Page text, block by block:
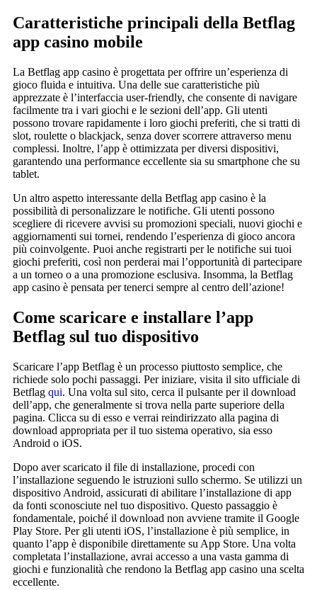
Caratteristiche principali della Betflag
app casino mobile
La Betflag app casino è progettata per offrire un’esperienza di
gioco fluida e intuitiva. Una delle sue caratteristiche più
apprezzate è l’interfaccia user-friendly, che consente di navigare
facilmente tra i vari giochi e le sezioni dell’app. Gli utenti
possono trovare rapidamente i loro giochi preferiti, che si tratti di
slot, roulette o blackjack, senza dover scorrere attraverso menu
complessi. Inoltre, l’app è ottimizzata per diversi dispositivi,
garantendo una performance eccellente sia su smartphone che su
tablet.
Un altro aspetto interessante della Betflag app casino è la
possibilità di personalizzare le notifiche. Gli utenti possono
scegliere di ricevere avvisi su promozioni speciali, nuovi giochi e
aggiornamenti sui tornei, rendendo l’esperienza di gioco ancora
più coinvolgente. Puoi anche registrarti per le notifiche sui tuoi
giochi preferiti, così non perderai mai l’opportunità di partecipare
a un torneo o a una promozione esclusiva. Insomma, la Betflag
app casino è pensata per tenerci sempre al centro dell’azione!
Come scaricare e installare l’app
Betflag sul tuo dispositivo
Scaricare l’app Betflag è un processo piuttosto semplice, che
richiede solo pochi passaggi. Per iniziare, visita il sito ufficiale di
Betflag qui. Una volta sul sito, cerca il pulsante per il download
dell’app, che generalmente si trova nella parte superiore della
pagina. Clicca su di esso e verrai reindirizzato alla pagina di
download appropriata per il tuo sistema operativo, sia esso
Android o iOS.
Dopo aver scaricato il file di installazione, procedi con
l’installazione seguendo le istruzioni sullo schermo. Se utilizzi un
dispositivo Android, assicurati di abilitare l’installazione di app
da fonti sconosciute nel tuo dispositivo. Questo passaggio è
fondamentale, poiché il download non avviene tramite il Google
Play Store. Per gli utenti iOS, l’installazione è più semplice, in
quanto l’app è disponibile direttamente su App Store. Una volta
completata l’installazione, avrai accesso a una vasta gamma di
giochi e funzionalità che rendono la Betflag app casino una scelta
eccellente.